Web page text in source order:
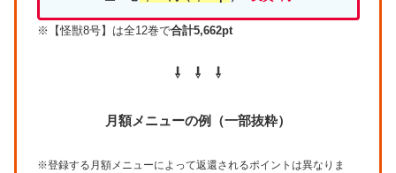
※【怪獣8号】は全12巻で合計5,662pt
⇩ ⇩ ⇩
月額メニューの例（一部抜粋）
※登録する月額メニューによって返還されるポイントは異なりま